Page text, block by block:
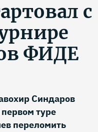
с
ФИДЕ
Синдаров
туре
переломить